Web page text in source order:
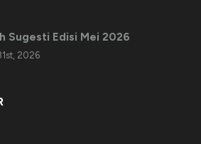
Sugesti Edisi Mei 2026
2026